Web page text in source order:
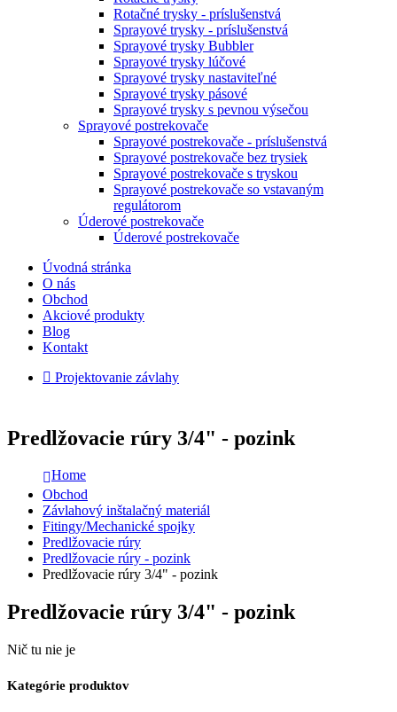
Rotačné trysky - príslušenstvá
Sprayové trysky - príslušenstvá
Sprayové trysky Bubbler
Sprayové trysky lúčové
Sprayové trysky nastaviteľné
Sprayové trysky pásové
Sprayové trysky s pevnou výsečou
Sprayové postrekovače
Sprayové postrekovače - príslušenstvá
Sprayové postrekovače bez trysiek
Sprayové postrekovače s tryskou
Sprayové postrekovače so vstavaným
regulátorom
Úderové postrekovače
Úderové postrekovače
Úvodná stránka
O nás
Obchod
Akciové produkty
Blog
Kontakt
Projektovanie závlahy
Predlžovacie rúry 3/4" - pozink
Home
Obchod
Závlahový inštalačný materiál
Fitingy/Mechanické spojky
Predlžovacie rúry
Predlžovacie rúry - pozink
Predlžovacie rúry 3/4" - pozink
Predlžovacie rúry 3/4" - pozink
Nič tu nie je
Kategórie produktov